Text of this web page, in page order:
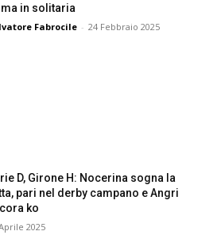
in solitaria
Fabrocile - 24 Febbraio 2025
D, Girone H: Nocerina sogna la
pari nel derby campano e Angri
ko
2025